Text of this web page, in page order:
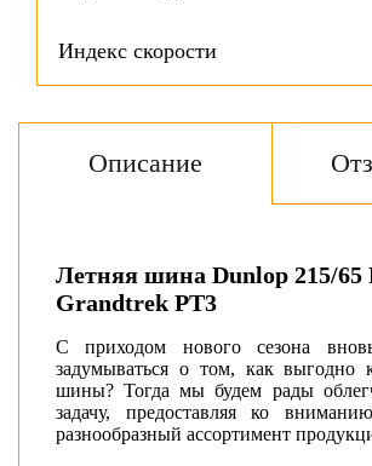
Индекс скорости
Описание
Летняя шина Dunlop 215/65
Grandtrek PT3
С приходом нового сезона
задумываться о том, как выгодно
шины? Тогда мы будем рады
задачу, предоставляя ко
разнообразный ассортимент